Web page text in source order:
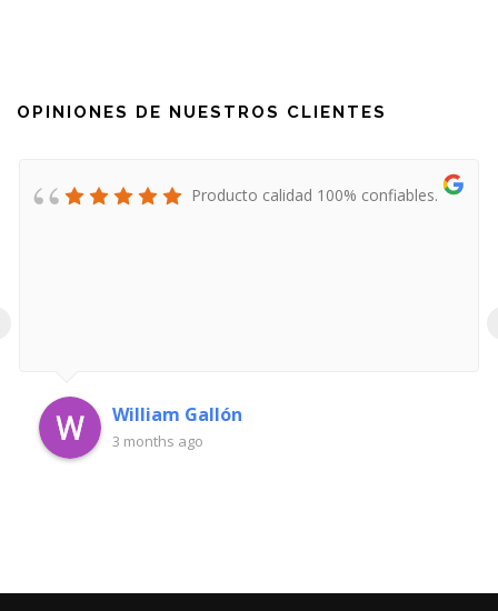
OPINIONES DE NUESTROS CLIENTES
Producto calidad 100% confiables.
William Gallón
3 months ago